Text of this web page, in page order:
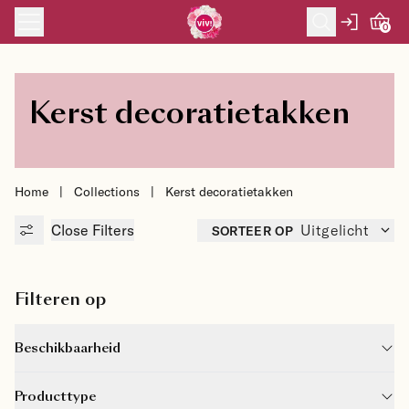
Skip to content
0
Kerst decoratietakken
Home | Collections | Kerst decoratietakken
Close Filters SORTEER OP Uitgelicht
Filteren op
Beschikbaarheid
Producttype